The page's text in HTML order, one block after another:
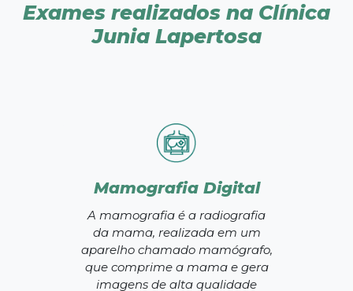
Exames realizados na Clínica
Junia Lapertosa
Mamografia Digital
A mamografia é a radiografia
da mama, realizada em um
aparelho chamado mamógrafo,
que comprime a mama e gera
imagens de alta qualidade